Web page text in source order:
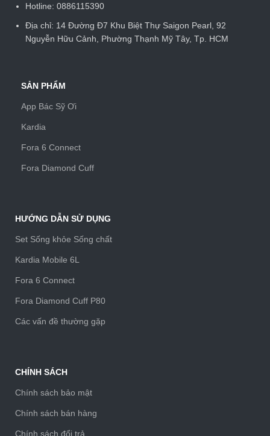
Hotline: 0886115390
Địa chỉ: 14 Đường Đ7 Khu Biệt Thự Saigon Pearl, 92
Nguyễn Hữu Cảnh, Phường Thạnh Mỹ Tây, Tp. HCM
SẢN PHẨM
App Bác Sỹ Ơi
Kardia
Fora 6 Connect
Fora Diamond Cuff
HƯỚNG DẪN SỬ DỤNG
Set Sống khỏe Sống chất
Kardia Mobile 6L
Fora 6 Connect
Fora Diamond Cuff P80
Các vấn đề thường gặp
CHÍNH SÁCH
Chính sách bảo mật
Chính sách bán hàng
Chính sách đổi trả